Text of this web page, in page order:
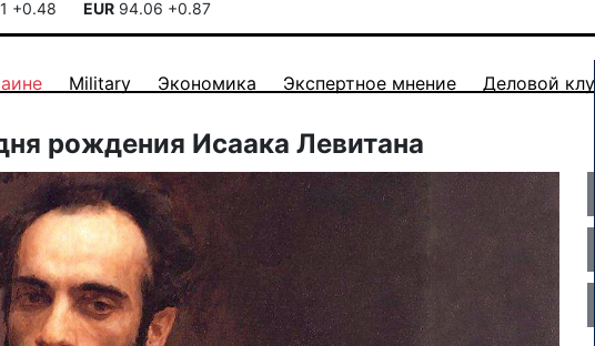
+0.48 EUR 94.06 +0.87
Military Экономика Экспертное мнение Деловой клуб
рождения Исаака Левитана